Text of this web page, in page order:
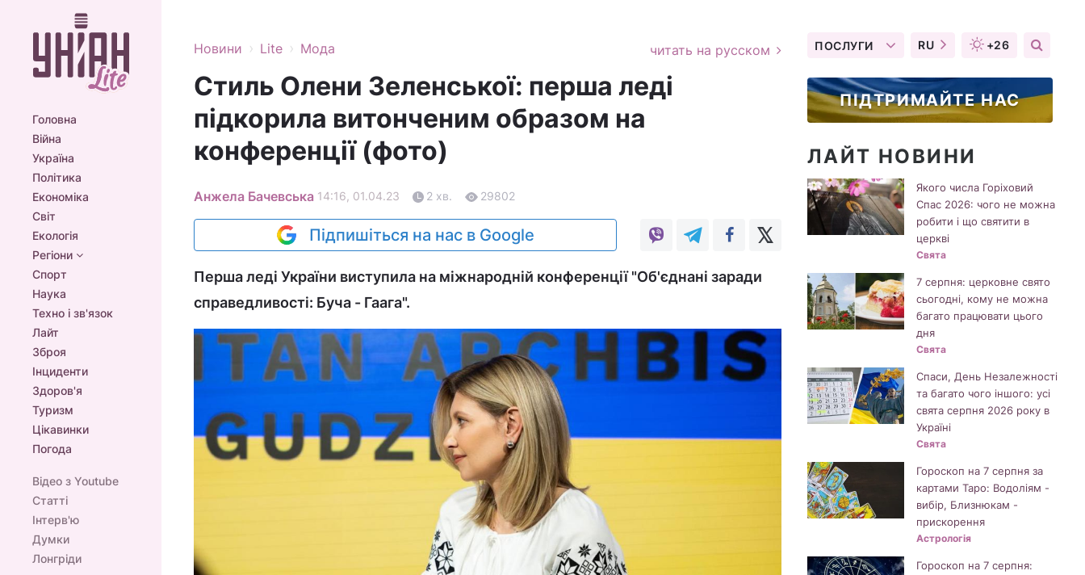
Головна
Війна
Україна
Політика
Економіка
Світ
Екологія
Регіони
Спорт
Наука
Техно і зв'язок
Лайт
Зброя
Інциденти
Здоров'я
Туризм
Цікавинки
Погода
Відео з Youtube
Статті
Інтерв'ю
Думки
Лонгріди
Новини › Lite › Мода читать на русском
Стиль Олени Зеленської: перша леді
підкорила витонченим образом на
конференції (фото)
Анжела Бачевська 14:16, 01.04.23 2 хв. 29802
Підпишіться на нас в Google
Перша леді України виступила на міжнародній конференції "Об'єднані заради
справедливості: Буча - Гаага".
ПОСЛУГИ RU +26
ПІДТРИМАЙТЕ НАС
ЛАЙТ НОВИНИ
Якого числа Горіховий
Спас 2026: чого не можна
робити і що святити в
церкві
Свята
7 серпня: церковне свято
сьогодні, кому не можна
багато працювати цього
дня
Свята
Спаси, День Незалежності
та багато чого іншого: усі
свята серпня 2026 року в
Україні
Свята
Гороскоп на 7 серпня за
картами Таро: Водоліям -
вибір, Близнюкам -
прискорення
Астрологія
Гороскоп на 7 серпня: